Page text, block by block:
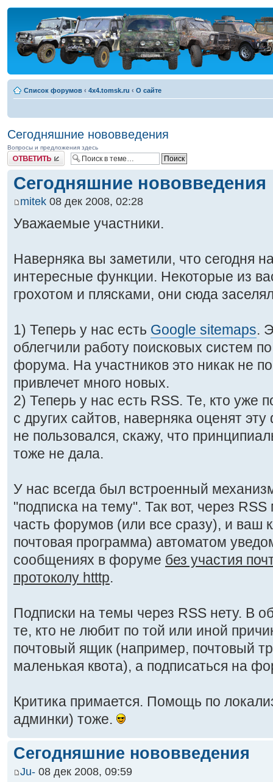
Список форумов ‹ 4x4.tomsk.ru ‹ О сайте
Сегодняшние нововведения
Вопросы и предложения здесь
Ответить
Сегодняшние нововведения
mitek 08 дек 2008, 02:28
Уважаемые участники.
Наверняка вы заметили, что сегодня
интересные функции. Некоторые из
грохотом и плясками, они сюда
1) Теперь у нас есть Google sitemaps.
облегчили работу поисковых систем
форума. На участников это никак не
привлечет много новых.
2) Теперь у нас есть RSS. Те, кто уже
с других сайтов, наверняка оценят
не пользовался, скажу, что
тоже не дала.
У нас всегда был встроенный
"подписка на тему". Так вот, через
часть форумов (или все сразу), и ваш
почтовая программа) автоматом
сообщениях в форуме без участия
протоколу htttp.
Подписки на темы через RSS нету. В
те, кто не любит по той или иной
почтовый ящик (например, почтовый
маленькая квота), а подписаться на
Критика примается. Помощь по
админки) тоже.
Сегодняшние нововведения
Ju- 08 дек 2008, 09:59